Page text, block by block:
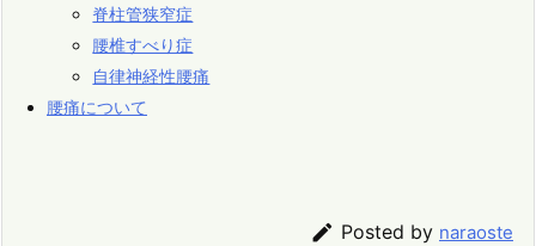
脊柱管狭窄症
腰椎すべり症
自律神経性腰痛
腰痛について
 Posted by naraoste